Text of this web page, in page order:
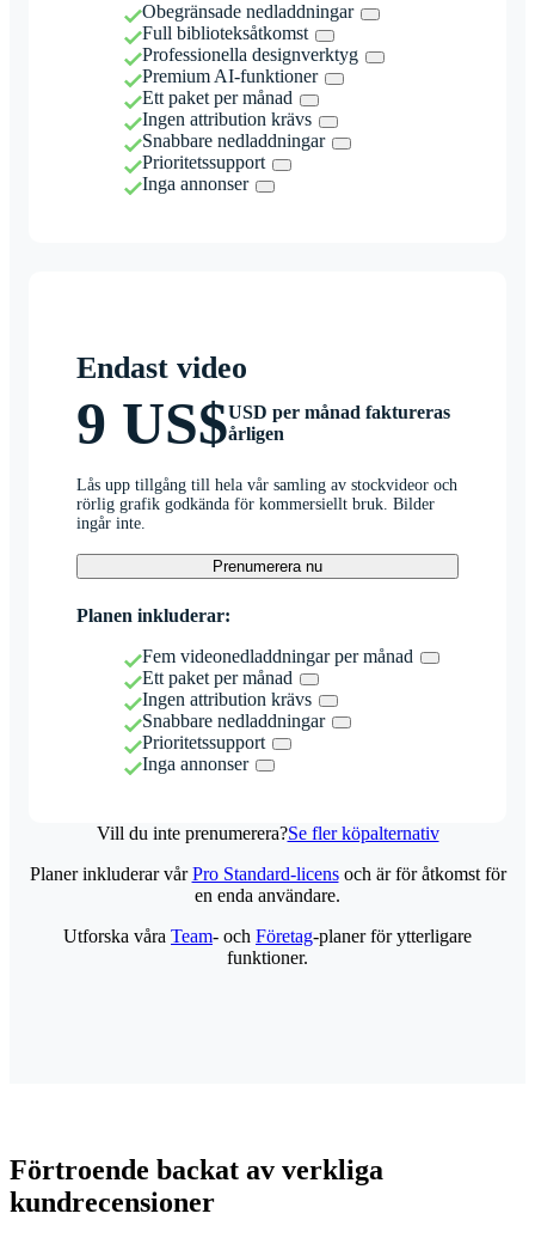
Obegränsade nedladdningar
Full biblioteksåtkomst
Professionella designverktyg
Premium AI-funktioner
Ett paket per månad
Ingen attribution krävs
Snabbare nedladdningar
Prioritetssupport
Inga annonser
Endast video
9 US$USD per månad faktureras
årligen
Lås upp tillgång till hela vår samling av stockvideor och
rörlig grafik godkända för kommersiellt bruk. Bilder
ingår inte.
Prenumerera nu
Planen inkluderar:
Fem videonedladdningar per månad
Ett paket per månad
Ingen attribution krävs
Snabbare nedladdningar
Prioritetssupport
Inga annonser
Vill du inte prenumerera?Se fler köpalternativ
Planer inkluderar vårPro Standard-licensoch är för åtkomst för
en enda användare.
Utforska våra Team- och Företag-planer för ytterligare
funktioner.
Förtroende backat av verkliga
kundrecensioner